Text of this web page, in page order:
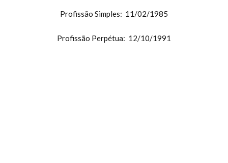
Profissão Simples: 11/02/1985
Profissão Perpétua: 12/10/1991